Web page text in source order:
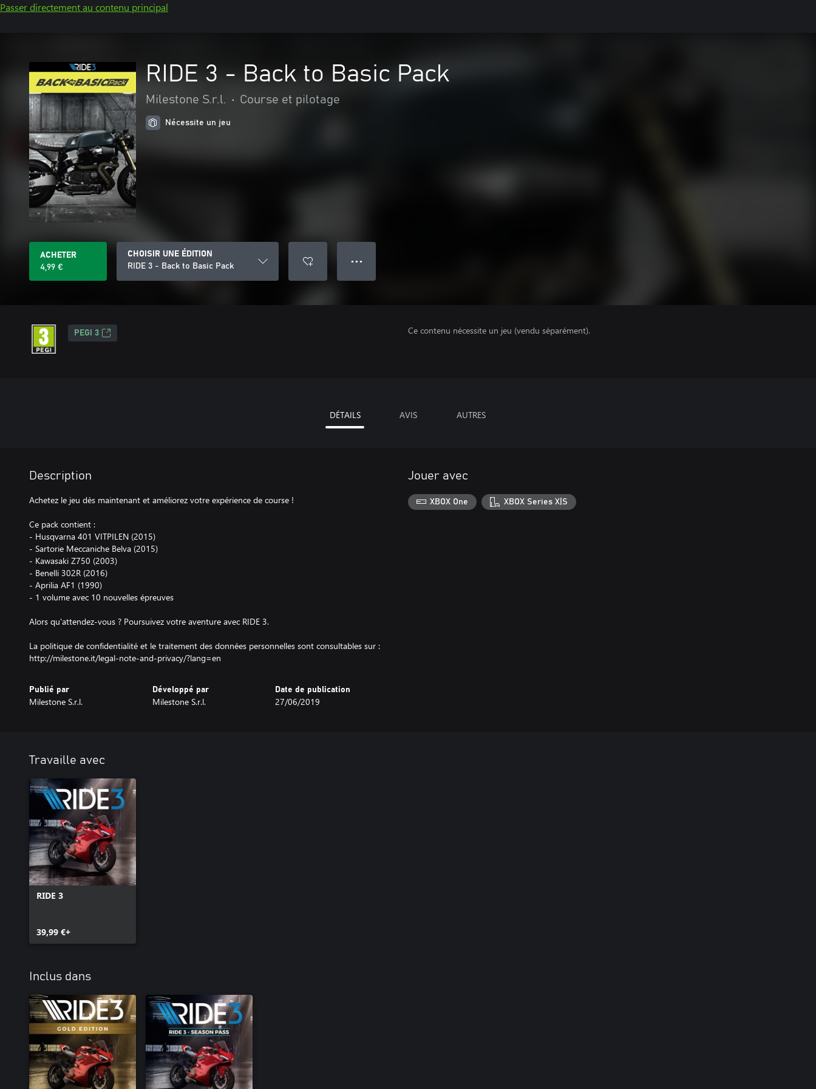
Passer directement au contenu principal
RIDE 3 - Back to Basic Pack
Milestone S.r.l. • Course et pilotage
Nécessite un jeu
ACHETER
4,99 €
CHOISIR UNE ÉDITION
RIDE 3 - Back to Basic Pack
● ● ●
PEGI 3 Ce contenu nécessite un jeu (vendu séparément).
DÉTAILS AVIS AUTRES
Description
Achetez le jeu dès maintenant et améliorez votre expérience de course !
Ce pack contient :
- Husqvarna 401 VITPILEN (2015)
- Sartorie Meccaniche Belva (2015)
- Kawasaki Z750 (2003)
- Benelli 302R (2016)
- Aprilia AF1 (1990)
- 1 volume avec 10 nouvelles épreuves
Alors qu'attendez-vous ? Poursuivez votre aventure avec RIDE 3.
La politique de confidentialité et le traitement des données personnelles sont consultables sur :
http://milestone.it/legal-note-and-privacy/?lang=en
Publié par
Milestone S.r.l.
Développé par
Milestone S.r.l.
Date de publication
27/06/2019
Jouer avec
XBOX One XBOX Series X|S
Travaille avec
RIDE 3
39,99 €+
Inclus dans